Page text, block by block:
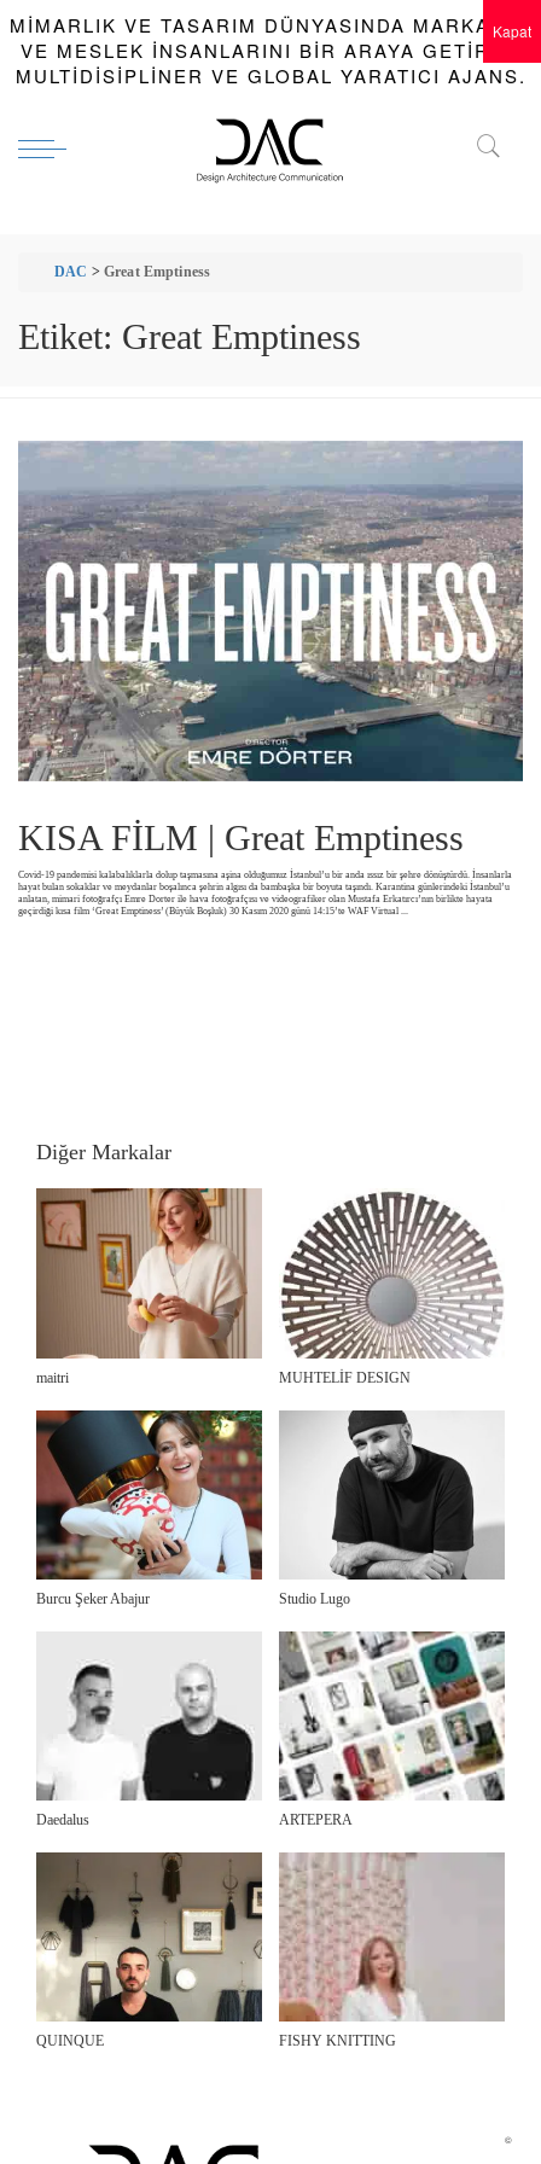
MIMARLIK VE TASARIM DÜNYASINDA MARKALAR
VE MESLEK INSANLARINI BIR ARAYA GETIREN
MULTIDISIPLINER VE GLOBAL YARATICI AJANS.
DAC > Great Emptiness
Etiket: Great Emptiness
KISA FİLM | Great Emptiness
Covid-19 pandemisi kalabalıklarla dolup taşmasına aşina olduğumuz İstanbul’u bir anda ıssız bir şehre dönüştürdü. İnsanlarla
hayat bulan sokaklar ve meydanlar boşalınca şehrin algısı da bambaşka bir boyuta taşındı. Karantina günlerindeki İstanbul’u
anlatan, mimari fotoğrafçı Emre Dorter ile hava fotoğrafçısı ve videografiker olan Mustafa Erkatırcı’nın birlikte hayata
geçirdiği kısa film ‘Great Emptiness’ (Büyük Boşluk) 30 Kasım 2020 günü 14:15’te WAF Virtual ...
Diğer Markalar
maitri MUHTELİF DESIGN
Burcu Şeker Abajur Studio Lugo
Daedalus ARTEPERA
QUINQUE FISHY KNITTING
©
Kapat